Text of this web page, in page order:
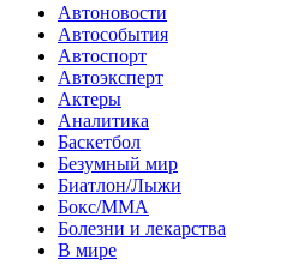
Автоновости
Автособытия
Автоспорт
Автоэксперт
Актеры
Аналитика
Баскетбол
Безумный мир
Биатлон/Лыжи
Бокс/MMA
Болезни и лекарства
В мире